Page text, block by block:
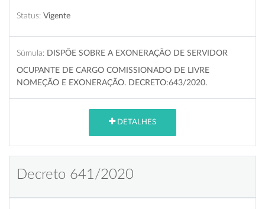
Status: Vigente
Súmula: DISPÕE SOBRE A EXONERAÇÃO DE SERVIDOR
OCUPANTE DE CARGO COMISSIONADO DE LIVRE
NOMEÇÃO E EXONERAÇÃO. DECRETO:643/2020.
DETALHES
Decreto 641/2020